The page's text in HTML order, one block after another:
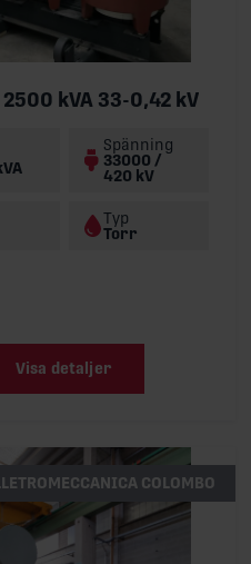
kVA 33-0,42 kV
Spänning
33000 /
420 kV
Typ
Torr
Visa detaljer
COLOMBO